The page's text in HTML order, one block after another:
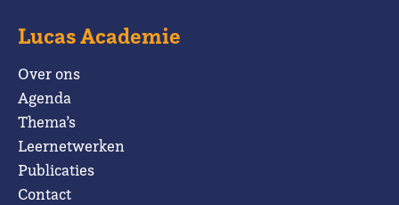
Lucas Academie
Over ons
Agenda
Thema’s
Leernetwerken
Publicaties
Contact